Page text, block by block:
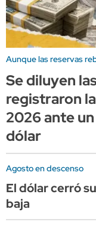
Aunque las reservas
Se diluyen
registraron
2026 ante
dólar
Agosto en descenso
El dólar cerró
baja